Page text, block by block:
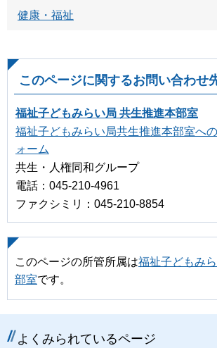
健康・福祉
このページに関するお問い合わせ
福祉子どもみらい局 共生推進本部室
福祉子どもみらい局共生推進本部室へ
ォーム
共生・人権同和グループ
電話：045-210-4961
ファクシミリ：045-210-8854
このページの所管所属は福祉子どもみ
部室です。
よくみられているページ